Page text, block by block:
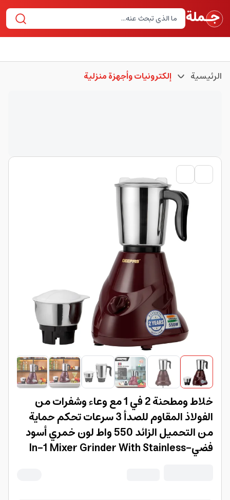
الرئيسية إلكترونيات وأجهزة منزلية
خلاط ومطحنة 2 في 1 مع وعاء وشفرات من
الفولاذ المقاوم للصدأ 3 سرعات تحكم حماية
من التحميل الزائد 550 واط لون خمري أسود
فضي-In-1 Mixer Grinder With Stainless